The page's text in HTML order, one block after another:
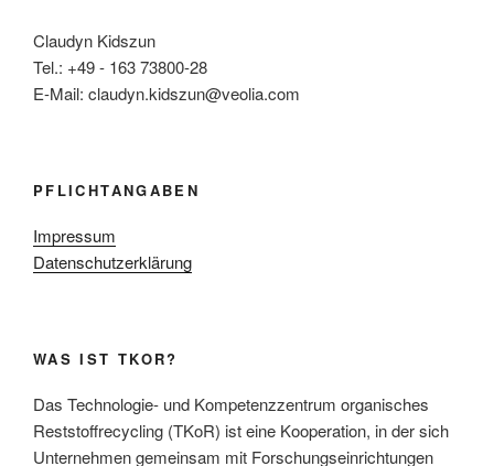
Claudyn Kidszun
Tel.: +49 - 163 73800-28
E-Mail: claudyn.kidszun@veolia.com
PFLICHTANGABEN
Impressum
Datenschutzerklärung
WAS IST TKOR?
Das Technologie- und Kompetenzzentrum organisches
Reststoffrecycling (TKoR) ist eine Kooperation, in der sich
Unternehmen gemeinsam mit Forschungseinrichtungen